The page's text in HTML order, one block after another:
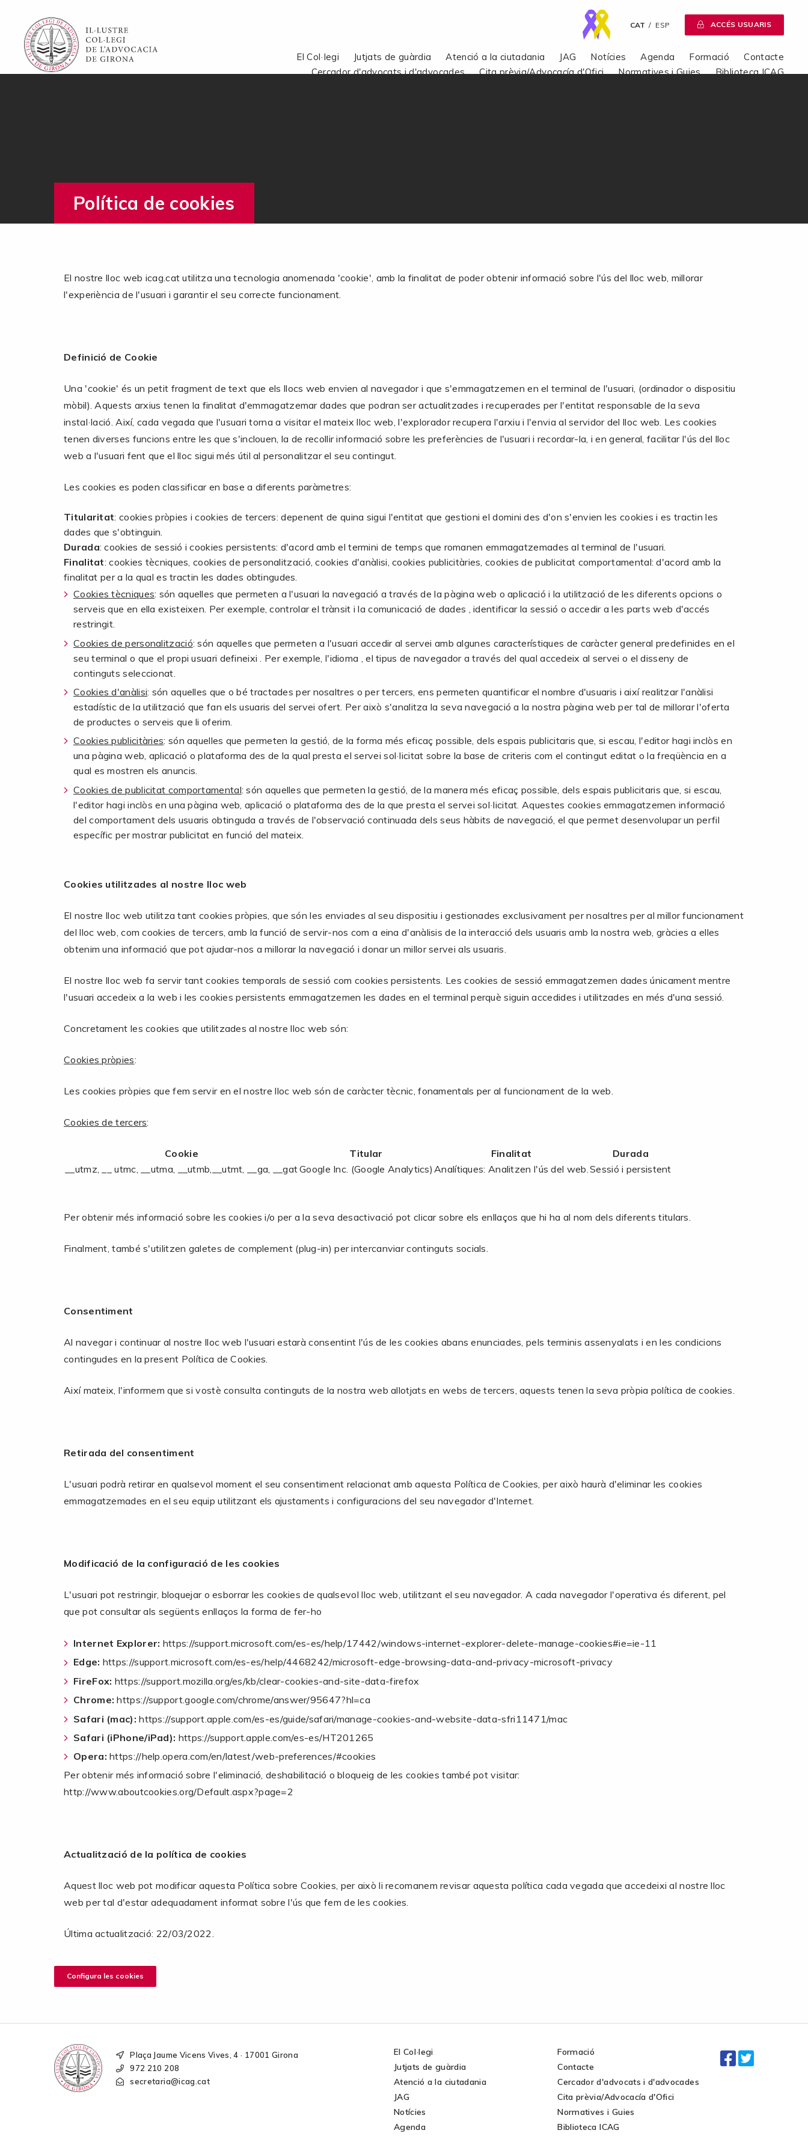
CAT ESP ACCÉS USUARIS
El Col·legi Jutjats de guàrdia Atenció a la ciutadania JAG Notícies Agenda Formació
Contacte
Cercador d'advocats i d'advocades
Cita prèvia/Advocacía d'Ofici Normatives i Guies Biblioteca ICAG
Política de cookies
El nostre lloc web icag.cat utilitza una tecnologia anomenada 'cookie', amb la finalitat de poder obtenir informació sobre l'ús del lloc web, millorar
l'experiència de l'usuari i garantir el seu correcte funcionament.
Definició de Cookie
Una 'cookie' és un petit fragment de text que els llocs web envien al navegador i que s'emmagatzemen en el terminal de l'usuari, (ordinador o dispositiu
mòbil). Aquests arxius tenen la finalitat d'emmagatzemar dades que podran ser actualitzades i recuperades per l'entitat responsable de la seva
instal·lació. Així, cada vegada que l'usuari torna a visitar el mateix lloc web, l'explorador recupera l'arxiu i l'envia al servidor del lloc web. Les cookies
tenen diverses funcions entre les que s'inclouen, la de recollir informació sobre les preferències de l'usuari i recordar-la, i en general, facilitar l'ús del lloc
web a l'usuari fent que el lloc sigui més útil al personalitzar el seu contingut.
Les cookies es poden classificar en base a diferents paràmetres:
Titularitat: cookies pròpies i cookies de tercers: depenent de quina sigui l'entitat que gestioni el domini des d'on s'envien les cookies i es tractin les
dades que s'obtinguin.
Durada: cookies de sessió i cookies persistents: d'acord amb el termini de temps que romanen emmagatzemades al terminal de l'usuari.
Finalitat: cookies tècniques, cookies de personalització, cookies d'anàlisi, cookies publicitàries, cookies de publicitat comportamental: d'acord amb la
finalitat per a la qual es tractin les dades obtingudes.
Cookies tècniques: són aquelles que permeten a l'usuari la navegació a través de la pàgina web o aplicació i la utilització de les diferents opcions o
serveis que en ella existeixen. Per exemple, controlar el trànsit i la comunicació de dades , identificar la sessió o accedir a les parts web d'accés
restringit.
Cookies de personalització: són aquelles que permeten a l'usuari accedir al servei amb algunes característiques de caràcter general predefinides en el
seu terminal o que el propi usuari defineixi . Per exemple, l'idioma , el tipus de navegador a través del qual accedeix al servei o el disseny de
continguts seleccionat.
Cookies d'anàlisi: són aquelles que o bé tractades per nosaltres o per tercers, ens permeten quantificar el nombre d'usuaris i així realitzar l'anàlisi
estadístic de la utilització que fan els usuaris del servei ofert. Per això s'analitza la seva navegació a la nostra pàgina web per tal de millorar l'oferta
de productes o serveis que li oferim.
Cookies publicitàries: són aquelles que permeten la gestió, de la forma més eficaç possible, dels espais publicitaris que, si escau, l'editor hagi inclòs en
una pàgina web, aplicació o plataforma des de la qual presta el servei sol·licitat sobre la base de criteris com el contingut editat o la freqüència en a
qual es mostren els anuncis.
Cookies de publicitat comportamental: són aquelles que permeten la gestió, de la manera més eficaç possible, dels espais publicitaris que, si escau,
l'editor hagi inclòs en una pàgina web, aplicació o plataforma des de la que presta el servei sol·licitat. Aquestes cookies emmagatzemen informació
del comportament dels usuaris obtinguda a través de l'observació continuada dels seus hàbits de navegació, el que permet desenvolupar un perfil
específic per mostrar publicitat en funció del mateix.
Cookies utilitzades al nostre lloc web
El nostre lloc web utilitza tant cookies pròpies, que són les enviades al seu dispositiu i gestionades exclusivament per nosaltres per al millor funcionament
del lloc web, com cookies de tercers, amb la funció de servir-nos com a eina d'anàlisis de la interacció dels usuaris amb la nostra web, gràcies a elles
obtenim una informació que pot ajudar-nos a millorar la navegació i donar un millor servei als usuaris.
El nostre lloc web fa servir tant cookies temporals de sessió com cookies persistents. Les cookies de sessió emmagatzemen dades únicament mentre
l'usuari accedeix a la web i les cookies persistents emmagatzemen les dades en el terminal perquè siguin accedides i utilitzades en més d'una sessió.
Concretament les cookies que utilitzades al nostre lloc web són:
Cookies pròpies:
Les cookies pròpies que fem servir en el nostre lloc web són de caràcter tècnic, fonamentals per al funcionament de la web.
Cookies de tercers:
Cookie Titular Finalitat
Durada
__utmz, __ utmc, __utma, __utmb,__utmt, __ga, __gatGoogle Inc. (Google Analytics) Analítiques: Analitzen l'ús del web. Sessió i persistent
Per obtenir més informació sobre les cookies i/o per a la seva desactivació pot clicar sobre els enllaços que hi ha al nom dels diferents titulars.
Finalment, també s'utilitzen galetes de complement (plug-in) per intercanviar continguts socials.
Consentiment
Al navegar i continuar al nostre lloc web l'usuari estarà consentint l'ús de les cookies abans enunciades, pels terminis assenyalats i en les condicions
contingudes en la present Política de Cookies.
Així mateix, l'informem que si vostè consulta continguts de la nostra web allotjats en webs de tercers, aquests tenen la seva pròpia política de cookies.
Retirada del consentiment
L'usuari podrà retirar en qualsevol moment el seu consentiment relacionat amb aquesta Política de Cookies, per això haurà d'eliminar les cookies
emmagatzemades en el seu equip utilitzant els ajustaments i configuracions del seu navegador d'Internet.
Modificació de la configuració de les cookies
L'usuari pot restringir, bloquejar o esborrar les cookies de qualsevol lloc web, utilitzant el seu navegador. A cada navegador l'operativa és diferent, pel
que pot consultar als següents enllaços la forma de fer-ho
Internet Explorer: https://support.microsoft.com/es-es/help/17442/windows-internet-explorer-delete-manage-cookies#ie=ie-11
Edge: https://support.microsoft.com/es-es/help/4468242/microsoft-edge-browsing-data-and-privacy-microsoft-privacy
FireFox: https://support.mozilla.org/es/kb/clear-cookies-and-site-data-firefox
Chrome: https://support.google.com/chrome/answer/95647?hl=ca
Safari (mac): https://support.apple.com/es-es/guide/safari/manage-cookies-and-website-data-sfri11471/mac
Safari (iPhone/iPad): https://support.apple.com/es-es/HT201265
Opera: https://help.opera.com/en/latest/web-preferences/#cookies
Per obtenir més informació sobre l'eliminació, deshabilitació o bloqueig de les cookies també pot visitar:
http://www.aboutcookies.org/Default.aspx?page=2
Actualització de la política de cookies
Aquest lloc web pot modificar aquesta Política sobre Cookies, per això li recomanem revisar aquesta política cada vegada que accedeixi al nostre lloc
web per tal d'estar adequadament informat sobre l'ús que fem de les cookies.
Última actualització: 22/03/2022.
Configura les cookies
Plaça Jaume Vicens Vives, 4 · 17001 Girona
972 210 208
secretaria@icag.cat
El Col·legi
Jutjats de guàrdia
Atenció a la ciutadania
JAG
Notícies
Agenda
Formació
Contacte
Cercador d'advocats i d'advocades
Cita prèvia/Advocacía d'Ofici
Normatives i Guies
Biblioteca ICAG